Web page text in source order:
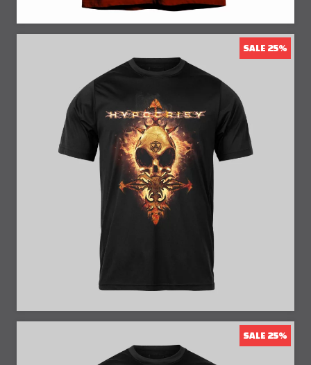
SALE 25%
25% Off
SALE 25%